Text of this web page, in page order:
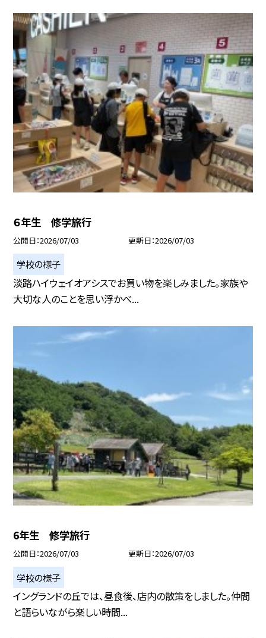
６年生 修学旅行
公開日 2026/07/03 更新日 2026/07/03
学校の様子
淡路ハイウェイオアシスでお買い物を楽しみました。家族や
大切な人のことを思い浮かべ...
6年生 修学旅行
公開日 2026/07/03 更新日 2026/07/03
学校の様子
イングランドの丘では、昼食後、店内の散策をしました。仲間
と語らいながら楽しい時間...